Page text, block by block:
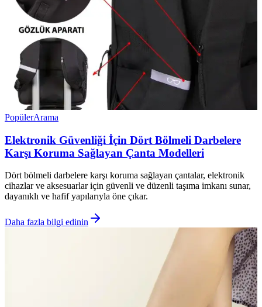
PopülerArama
Elektronik Güvenliği İçin Dört Bölmeli Darbelere
Karşı Koruma Sağlayan Çanta Modelleri
Dört bölmeli darbelere karşı koruma sağlayan çantalar, elektronik
cihazlar ve aksesuarlar için güvenli ve düzenli taşıma imkanı sunar,
dayanıklı ve hafif yapılarıyla öne çıkar.
Daha fazla bilgi edinin